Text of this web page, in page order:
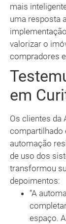
mais
uma resposta
valorizar o
compradores
em
Os clientes da
compartilhado
automação
de uso dos
transformou
depoimentos:
“A
espaço.